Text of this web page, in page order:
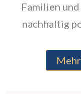
Familien
nachhaltig